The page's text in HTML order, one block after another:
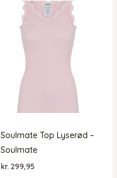
Soulmate Top Lyserød –
Soulmate
kr. 299,95